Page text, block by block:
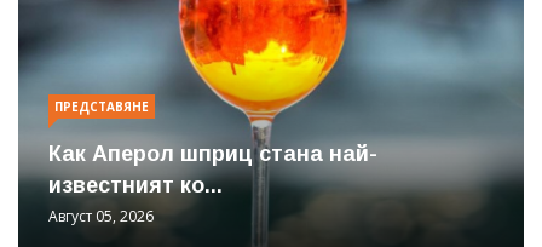
ПРЕДСТАВЯНЕ
Как Аперол шприц стана най-
известният ко...
Август 05, 2026